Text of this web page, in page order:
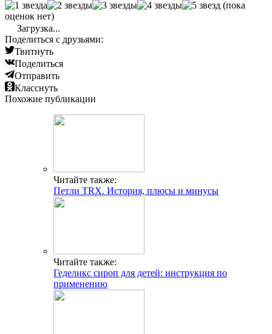
(пока
оценок нет)
Загрузка...
Поделиться с друзьями:
Твитнуть
Поделиться
Отправить
Класснуть
Похожие публикации
Читайте также:
Петли TRX. История, плюсы и минусы
Читайте также:
Геделикс сироп для детей: инструкция по
применению